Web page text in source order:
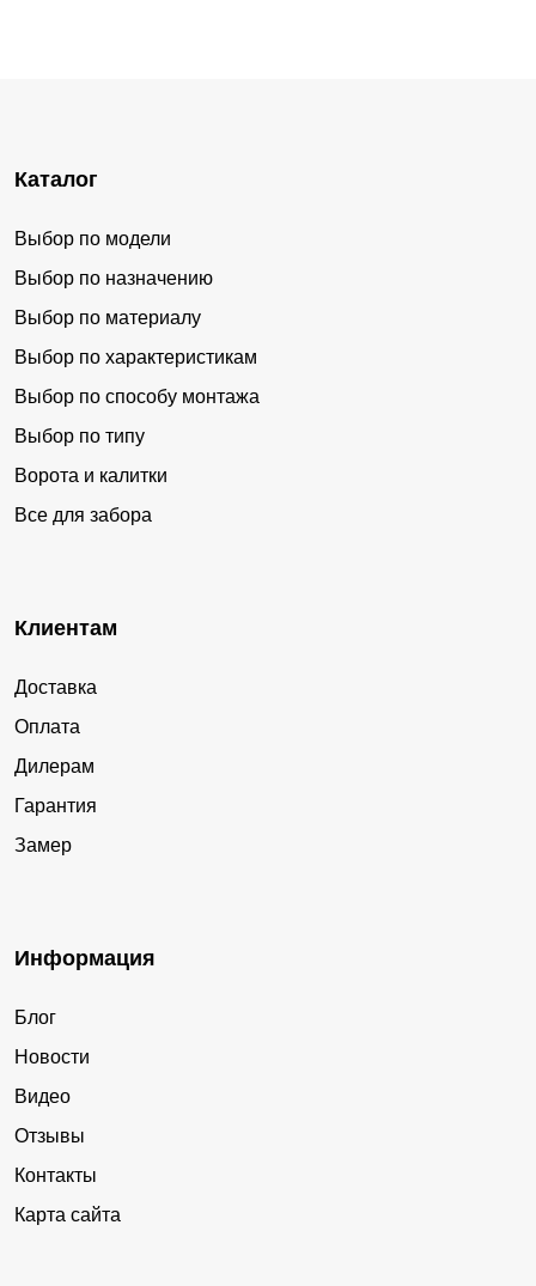
Каталог
Выбор по модели
Выбор по назначению
Выбор по материалу
Выбор по характеристикам
Выбор по способу монтажа
Выбор по типу
Ворота и калитки
Все для забора
Клиентам
Доставка
Оплата
Дилерам
Гарантия
Замер
Информация
Блог
Новости
Видео
Отзывы
Контакты
Карта сайта